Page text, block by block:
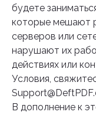
будете
которые мешают
серверов или
нарушают их
действиях или
Условия,
В дополнение к